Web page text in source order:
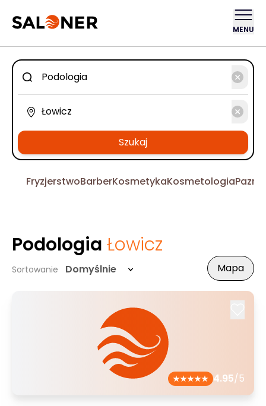
MENU
Szukaj
FryzjerstwoBarberKosmetykaKosmetologia
Podologia Łowicz
Sortowanie Domyślnie Mapa
4.95/5